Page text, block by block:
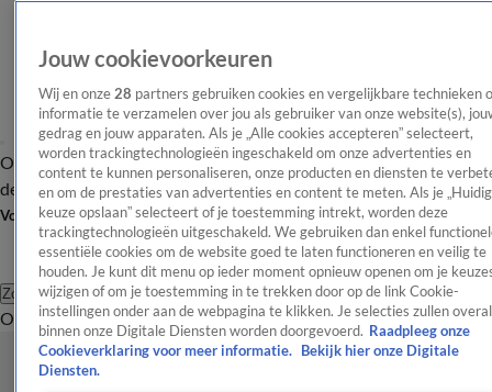
OverzichtAfleveringen Entertainment TV Algemeen
Tip
de redactieNieuwsbrief
Volg Shownieuws
Zoeken
OverzichtEntertainmentSpraakmakendRealityCrimeVideo's
Jouw cookievoorkeuren
Wij en onze 28 partners gebruiken cookies en vergelijkbare technieken
informatie te verzamelen over jou als gebruiker van onze website(s),
gedrag en jouw apparaten. Als je „Alle cookies accepteren” selecteert,
worden trackingtechnologieën ingeschakeld om onze advertenties en
content te kunnen personaliseren, onze producten en diensten te
en om de prestaties van advertenties en content te meten. Als je
keuze opslaan” selecteert of je toestemming intrekt, worden deze
trackingtechnologieën uitgeschakeld. We gebruiken dan enkel
essentiële cookies om de website goed te laten functioneren en veilig te
houden. Je kunt dit menu op ieder moment opnieuw openen om je
wijzigen of om je toestemming in te trekken door op de link Cookie-
instellingen onder aan de webpagina te klikken. Je selecties zullen overal
binnen onze Digitale Diensten worden doorgevoerd. Raadpleeg onze
Cookieverklaring voor meer informatie.
Bekijk hier onze Digitale
Diensten.